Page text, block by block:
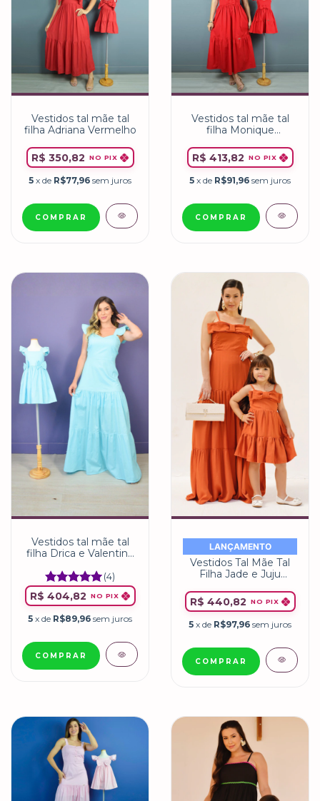
Vestidos tal mãe tal
filha Adriana Vermelho
R$ 350,82 NO PIX
5 x de R$77,96 sem juros
COMPRAR
Vestidos tal mãe tal
filha Monique
R$ 413,82
NO PIX
5 x de R$91,96 sem juros
COMPRAR
Vestidos tal mãe tal
filha Drica e Valentina
(4)
R$ 404,82 NO PIX
5 x de R$89,96 sem juros
COMPRAR
LANÇAMENTO
Vestidos Tal Mãe Tal
Filha Jade e Juju
R$ 440,82
NO PIX
5 x de R$97,96 sem juros
COMPRAR